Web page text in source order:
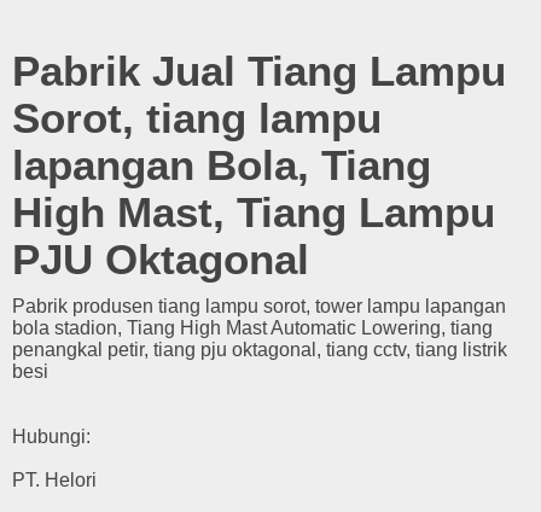
Pabrik Jual Tiang Lampu
Sorot, tiang lampu
lapangan Bola, Tiang
High Mast, Tiang Lampu
PJU Oktagonal
Pabrik produsen tiang lampu sorot, tower lampu lapangan
bola stadion, Tiang High Mast Automatic Lowering, tiang
penangkal petir, tiang pju oktagonal, tiang cctv, tiang listrik
besi
Hubungi:
PT. Helori